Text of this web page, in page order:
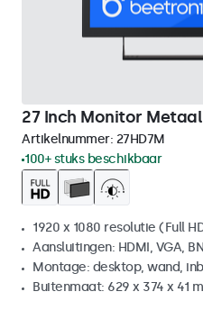
27 Inch Monitor Metaal
Artikelnummer: 27HD7M
100+ stuks beschikbaar
1920 x 1080 resolutie (Full
Aansluitingen: HDMI, VGA,
Montage: desktop, wand,
Buitenmaat: 629 x 374 x 41